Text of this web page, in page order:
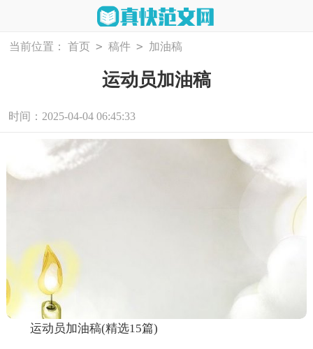
当前位置： 首页 > 稿件 > 加油稿
运动员加油稿
时间：2025-04-04 06:45:33
运动员加油稿(精选15篇)